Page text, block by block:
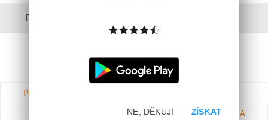
Filtrovat dle dostupnosti, ceny, výrobce
Podle názvu od A do Z
Podle názvu od Z do A
ZÍSKAT
NE, DĚKUJI